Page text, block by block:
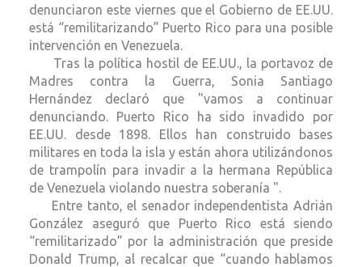
denunciaron este viernes que el Gobierno de EE.UU.
está “remilitarizando” Puerto Rico para una posible
intervención en Venezuela.
Tras la política hostil de EE.UU., la portavoz de
Madres contra la Guerra, Sonia Santiago
Hernández declaró que "vamos a continuar
denunciando. Puerto Rico ha sido invadido por
EE.UU. desde 1898. Ellos han construido bases
militares en toda la isla y están ahora utilizándonos
de trampolín para invadir a la hermana República
de Venezuela violando nuestra soberanía ".
Entre tanto, el senador independentista Adrián
González aseguró que Puerto Rico está siendo
“remilitarizado” por la administración que preside
Donald Trump, al recalcar que “cuando hablamos